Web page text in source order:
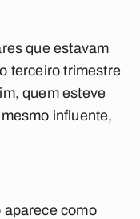
que estavam
terceiro trimestre
quem esteve
influente,
aparece como